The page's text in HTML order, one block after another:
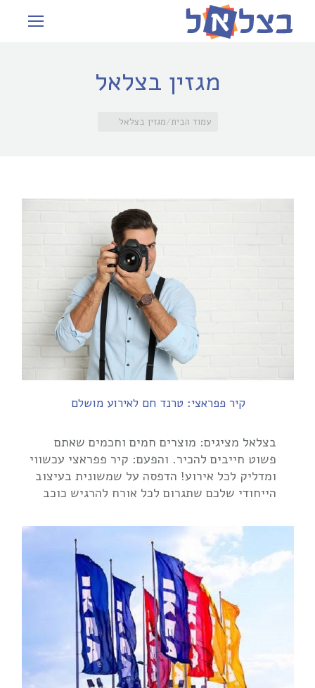
מגזין בצלאל
עמוד הבית מגזין בצלאל
קיר פפראצי: טרנד חם לאירוע מושלם
בצלאל מציגים: מוצרים חמים וחכמים שאתם
פשוט חייבים להכיר. והפעם: קיר פפראצי עכשווי
ומדליק לכל אירוע! הדפסה על שמשונית בעיצוב
הייחודי שלכם שתגרום לכל אורח להרגיש כוכב